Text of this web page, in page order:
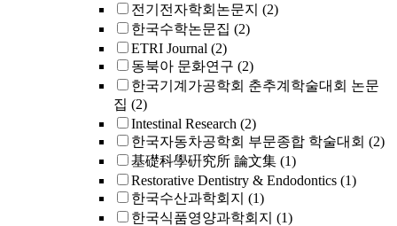
전기전자학회논문지 (2)
한국수학논문집 (2)
ETRI Journal (2)
동북아 문화연구 (2)
한국기계가공학회 춘추계학술대회 논문
집 (2)
Intestinal Research (2)
한국자동차공학회 부문종합 학술대회 (2)
基礎科學硏究所 論文集 (1)
Restorative Dentistry & Endodontics (1)
한국수산과학회지 (1)
한국식품영양과학회지 (1)